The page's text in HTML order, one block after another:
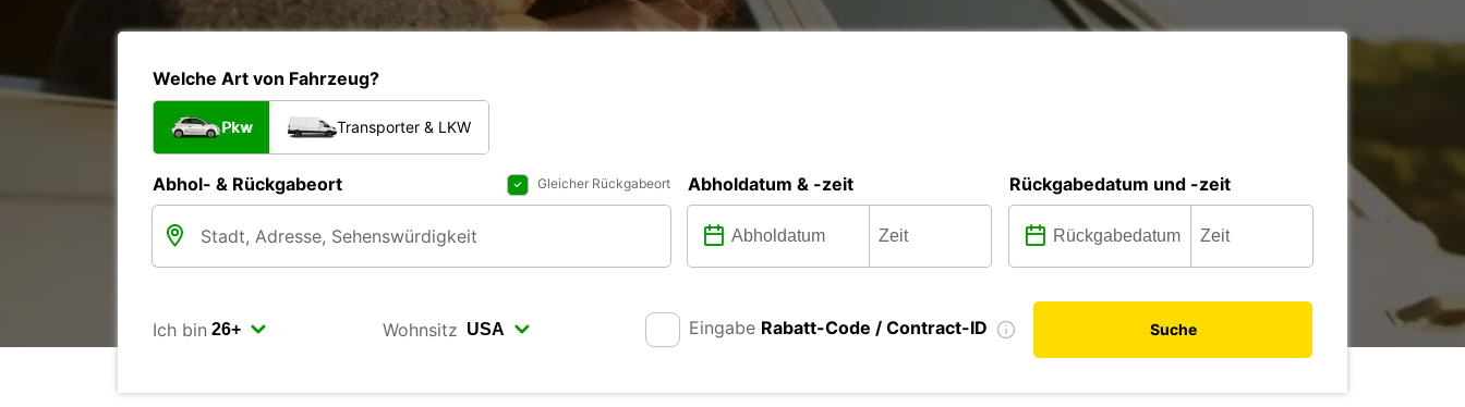
Welche Art von Fahrzeug?
Pkw Transporter & LKW
Abhol- & Rückgabeort Gleicher Rückgabeort Abholdatum & -zeit Rückgabedatum und -zeit
Ich bin Wohnsitz Eingabe Rabatt-Code / Contract-ID Suche